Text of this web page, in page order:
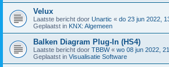
Velux
Laatste bericht door Unartic « do 23 jun 2022,
Geplaatst in KNX: Algemeen
Balken Diagram Plug-In (HS4)
Laatste bericht door TBBW« wo 08 jun 2022,
Geplaatst in Visualisatie Software